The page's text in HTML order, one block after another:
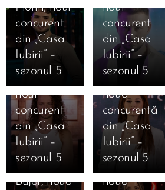
Florin, noul
concurent
din „Casa
Iubirii” –
sezonul 5
noul
concurent
din „Casa
Iubirii” –
sezonul 5
12.01.2026
Cine este
Mihai
Mărginean,
noul
concurent
din „Casa
Iubirii” –
sezonul 5
12.01.2026
Cine este
Alexandra
Geamănu,
noua
concurentă
din „Casa
Iubirii” –
sezonul 5
12.01.2026
Cine este
Jaqueline
Beatrice
Bujor, noua
12.01.2026
Cine este
Carolina
Caramanută,
noua
11.01.2026
Mesajele
câștigătorilor
și